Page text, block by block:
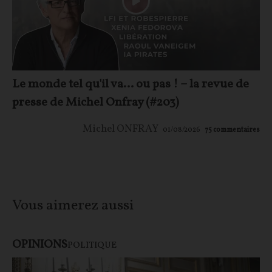
Le monde tel qu'il va… ou pas ! – la revue de
presse de Michel Onfray (#203)
Michel ONFRAY 01/08/2026 75 commentaires
Vous aimerez aussi
OPINIONSPOLITIQUE